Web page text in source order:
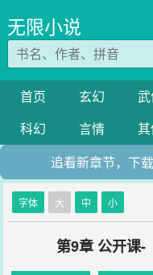
无限小说
首页 玄幻
科幻
言情
追看新章节，下
字体 大 中 小
第9章 公开课-